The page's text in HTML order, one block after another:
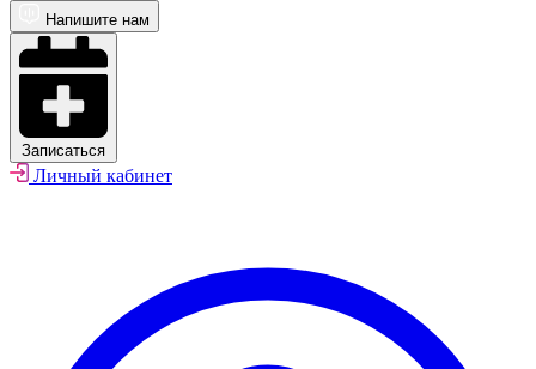
Напишите нам
Записаться
Личный кабинет